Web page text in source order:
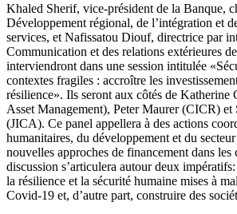
Khaled Sherif, vice-président de la Banque,
Développement régional, de l’intégration et
services, et Nafissatou Diouf, directrice par
Communication et des relations extérieures
interviendront dans une session intitulée
contextes fragiles : accroître les
résilience». Ils seront aux côtés de
Asset Management), Peter Maurer (CICR)
(JICA). Ce panel appellera à des actions
humanitaires, du développement et du
nouvelles approches de financement dans
discussion s’articulera autour deux
la résilience et la sécurité humaine mises à
Covid-19 et, d’autre part, construire des